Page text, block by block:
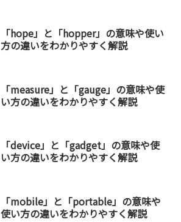
「hope」と「hopper」の意味や使い
方の違いをわかりやすく解説
「measure」と「gauge」の意味や使
い方の違いをわかりやすく解説
「device」と「gadget」の意味や使
い方の違いをわかりやすく解説
「mobile」と「portable」の意味や
使い方の違いをわかりやすく解説